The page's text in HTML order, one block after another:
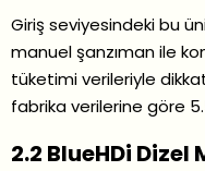
Giriş seviyesindeki bu
manuel şanzıman ile
tüketimi verileriyle
fabrika verilerine göre
2.2 BlueHDi Dizel